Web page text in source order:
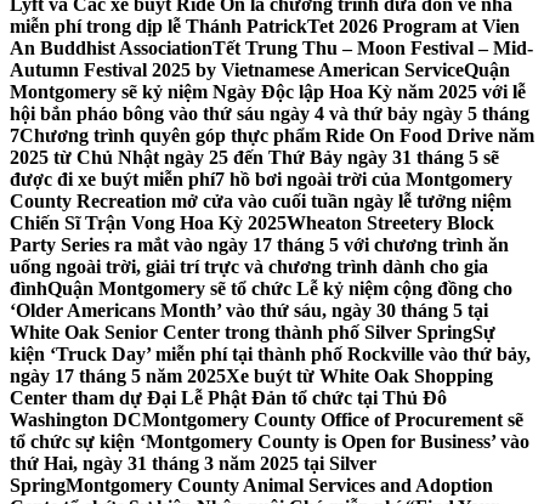
Lyft và Các xe buýt Ride On là chương trình đưa đón về nhà
miễn phí trong dịp lễ Thánh PatrickTet 2026 Program at Vien
An Buddhist AssociationTết Trung Thu – Moon Festival – Mid-
Autumn Festival 2025 by Vietnamese American ServiceQuận
Montgomery sẽ kỷ niệm Ngày Độc lập Hoa Kỳ năm 2025 với lễ
hội bắn pháo bông vào thứ sáu ngày 4 và thứ bảy ngày 5 tháng
7Chương trình quyên góp thực phẩm Ride On Food Drive năm
2025 từ Chủ Nhật ngày 25 đến Thứ Bảy ngày 31 tháng 5 sẽ
được đi xe buýt miễn phí7 hồ bơi ngoài trời của Montgomery
County Recreation mở cửa vào cuối tuần ngày lễ tưởng niệm
Chiến Sĩ Trận Vong Hoa Kỳ 2025Wheaton Streetery Block
Party Series ra mắt vào ngày 17 tháng 5 với chương trình ăn
uống ngoài trời, giải trí trực và chương trình dành cho gia
đìnhQuận Montgomery sẽ tổ chức Lễ kỷ niệm cộng đồng cho
‘Older Americans Month’ vào thứ sáu, ngày 30 tháng 5 tại
White Oak Senior Center trong thành phố Silver SpringSự
kiện ‘Truck Day’ miễn phí tại thành phố Rockville vào thứ bảy,
ngày 17 tháng 5 năm 2025Xe buýt từ White Oak Shopping
Center tham dự Đại Lễ Phật Đản tổ chức tại Thủ Đô
Washington DCMontgomery County Office of Procurement sẽ
tổ chức sự kiện ‘Montgomery County is Open for Business’ vào
thứ Hai, ngày 31 tháng 3 năm 2025 tại Silver
SpringMontgomery County Animal Services and Adoption